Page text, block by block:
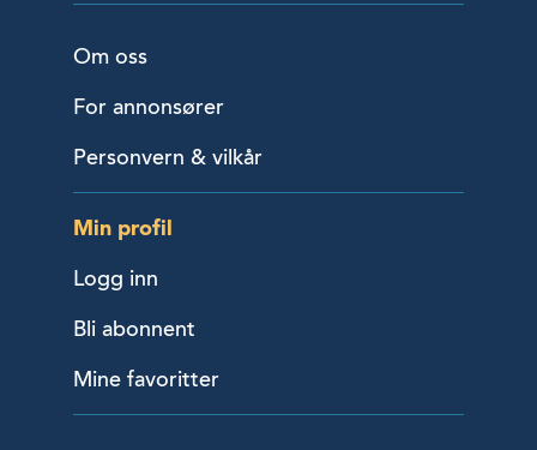
Om oss
For annonsører
Personvern & vilkår
Min profil
Logg inn
Bli abonnent
Mine favoritter